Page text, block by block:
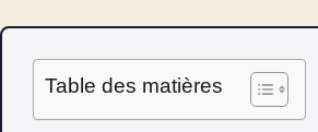
Table des matières